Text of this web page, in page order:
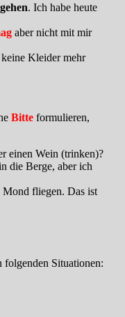
gehen. Ich habe heute
aber nicht mit mir
Kleider mehr
Bitte formulieren,
einen Wein (trinken)?
die Berge, aber ich
Mond fliegen. Das ist
folgenden Situationen: